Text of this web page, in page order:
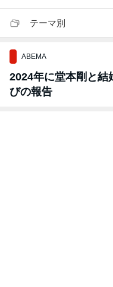
テーマ別
ABEMA
2024年に堂本剛と結
びの報告